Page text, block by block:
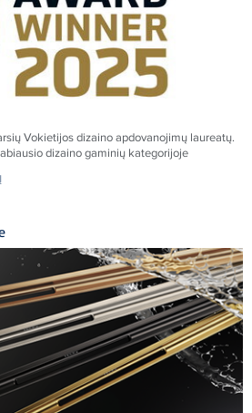
Vokietijos dizaino apdovanojimų laureatų.
dizaino gaminių kategorijoje